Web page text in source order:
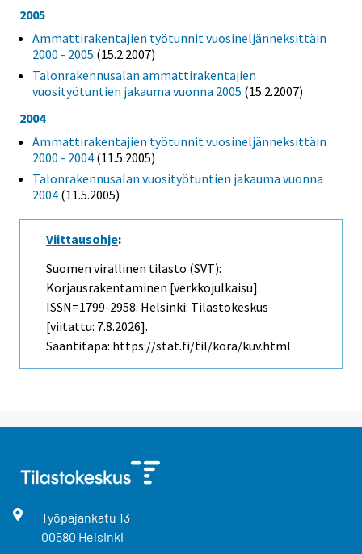
2005
Ammattirakentajien työtunnit vuosineljänneksittäin
2000 - 2005 (15.2.2007)
Talonrakennusalan ammattirakentajien
vuosityötuntien jakauma vuonna 2005 (15.2.2007)
2004
Ammattirakentajien työtunnit vuosineljänneksittäin
2000 - 2004 (11.5.2005)
Talonrakennusalan vuosityötuntien jakauma vuonna
2004 (11.5.2005)
Viittausohje:
Suomen virallinen tilasto (SVT):
Korjausrakentaminen [verkkojulkaisu].
ISSN=1799-2958. Helsinki: Tilastokeskus
[viitattu: 7.8.2026].
Saantitapa: https://stat.fi/til/kora/kuv.html
Työpajankatu 13
00580 Helsinki